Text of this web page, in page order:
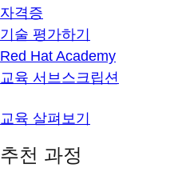
자격증
기술 평가하기
Red Hat Academy
교육 서브스크립션
교육 살펴보기
추천 과정